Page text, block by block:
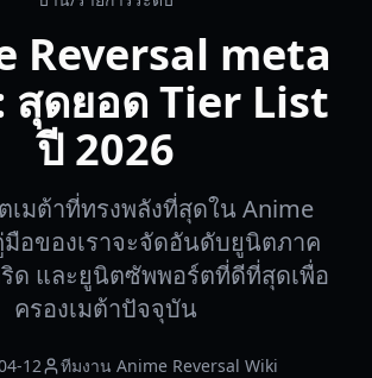
Reversal meta
ดยอด Tier List
ปี 2026
เมต้าที่ทรงพลังที่สุดใน Anime
มือของเราจะจัดอันดับยูนิตภาค
ด และยูนิตซัพพอร์ตที่ดีที่สุดเพื่อ
ครองเมต้าปัจจุบัน
12 ทีมงาน Anime Reversal Wiki